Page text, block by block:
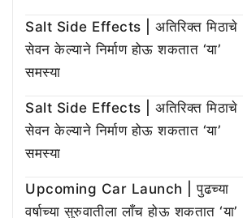
Salt Side Effects | अतिरिक्त मिठाचे
सेवन केल्याने निर्माण होऊ शकतात ‘या’
समस्या
Salt Side Effects | अतिरिक्त मिठाचे
सेवन केल्याने निर्माण होऊ शकतात ‘या’
समस्या
Upcoming Car Launch | पुढच्या
वर्षाच्या सुरुवातीला लाँच होऊ शकतात ‘या’